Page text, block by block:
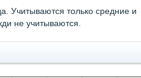
Учитываются только средние и
не учитываются.